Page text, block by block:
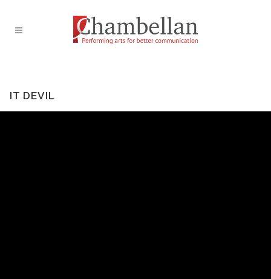
IT DEVIL